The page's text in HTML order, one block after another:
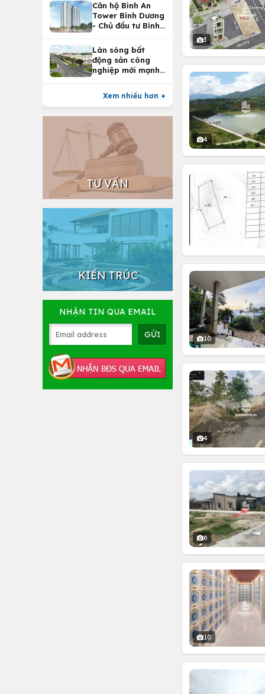
Căn hộ Bình An
Tower Bình Dương
- Chủ đầu tư Bình
Làn sóng bất
động sản công
nghiệp mới mạnh
Xem nhiều hơn +
TƯ VẤN
KIẾN TRÚC
NHẬN TIN QUA EMAIL
3
4
10
4
6
10